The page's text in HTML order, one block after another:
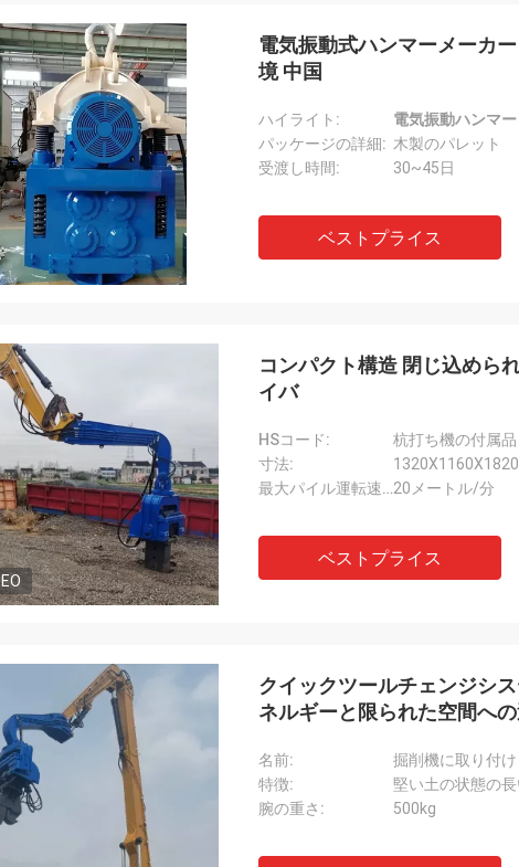
電気振動式ハンマーメーカ
境 中国
ハイライト: 電気振動ハンマ
パッケージの詳細: 木製のパレット
受渡し時間:
30~45日
ベストプライス
コンパクト構造 閉じ込めら
イバ
HSコード:
杭打ち機の付属
寸法:
1320X1160X1820
最大パイル運転速度:20メートル/分
ベストプライス
クイックツールチェンジシ
ネルギーと限られた空間へ
名前:
掘削機に取り付
特徴:
堅い土の状態の
腕の重さ:
500kg